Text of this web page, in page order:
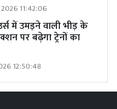
11:42:06
में उमड़ने वाली भीड़ के
पर बढ़ेगा ट्रेनों का
12:50:48